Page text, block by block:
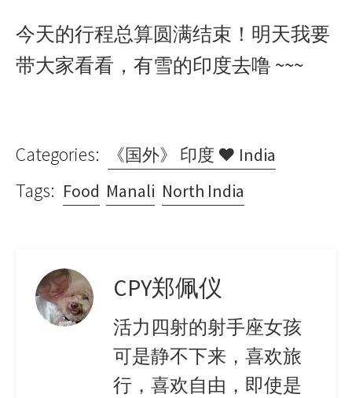
今天的行程总算圆满结束！明天我要
带大家看看，有雪的印度去噜 ~~~
Categories: 《国外》 印度 ♥ India
Tags: Food Manali North India
CPY郑佩仪
活力四射的射手座女孩
可是静不下来，喜欢旅
行，喜欢自由，即使是